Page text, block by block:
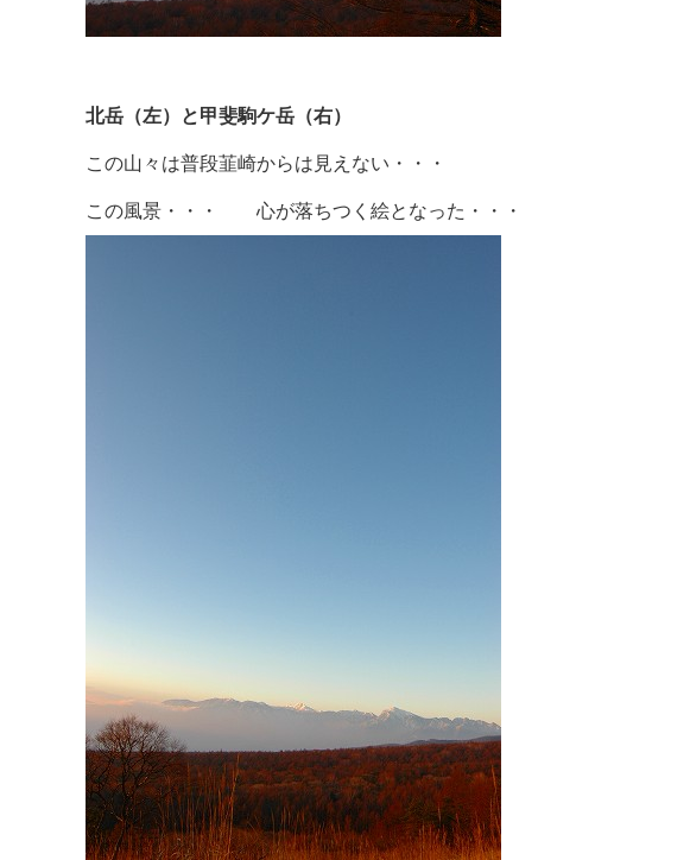
北岳（左）と甲斐駒ケ岳（右）
この山々は普段韮崎からは見えない・・・
この風景・・・ 心が落ちつく絵となった・・・